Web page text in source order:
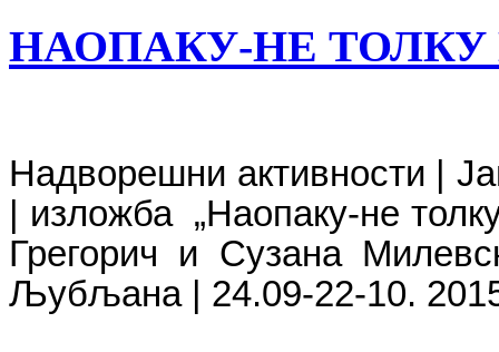
НАОПАКУ-НЕ
Надворешни активности |
| изложба „Наопаку-не
Грегорич и Сузана
Љубљана
24.09-22-10.